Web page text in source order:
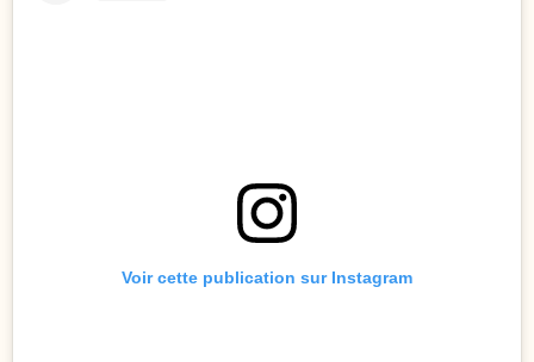
Voir cette publication sur Instagram